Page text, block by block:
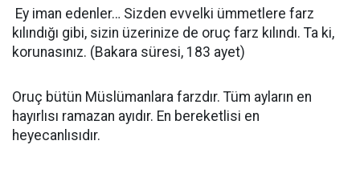
Ey iman edenler… Sizden evvelki ümmetlere farz
kılındığı gibi, sizin üzerinize de oruç farz kılındı. Ta ki,
korunasınız. (Bakara süresi, 183 ayet)
Oruç bütün Müslümanlara farzdır. Tüm ayların en
hayırlısı ramazan ayıdır. En bereketlisi en
heyecanlısıdır.